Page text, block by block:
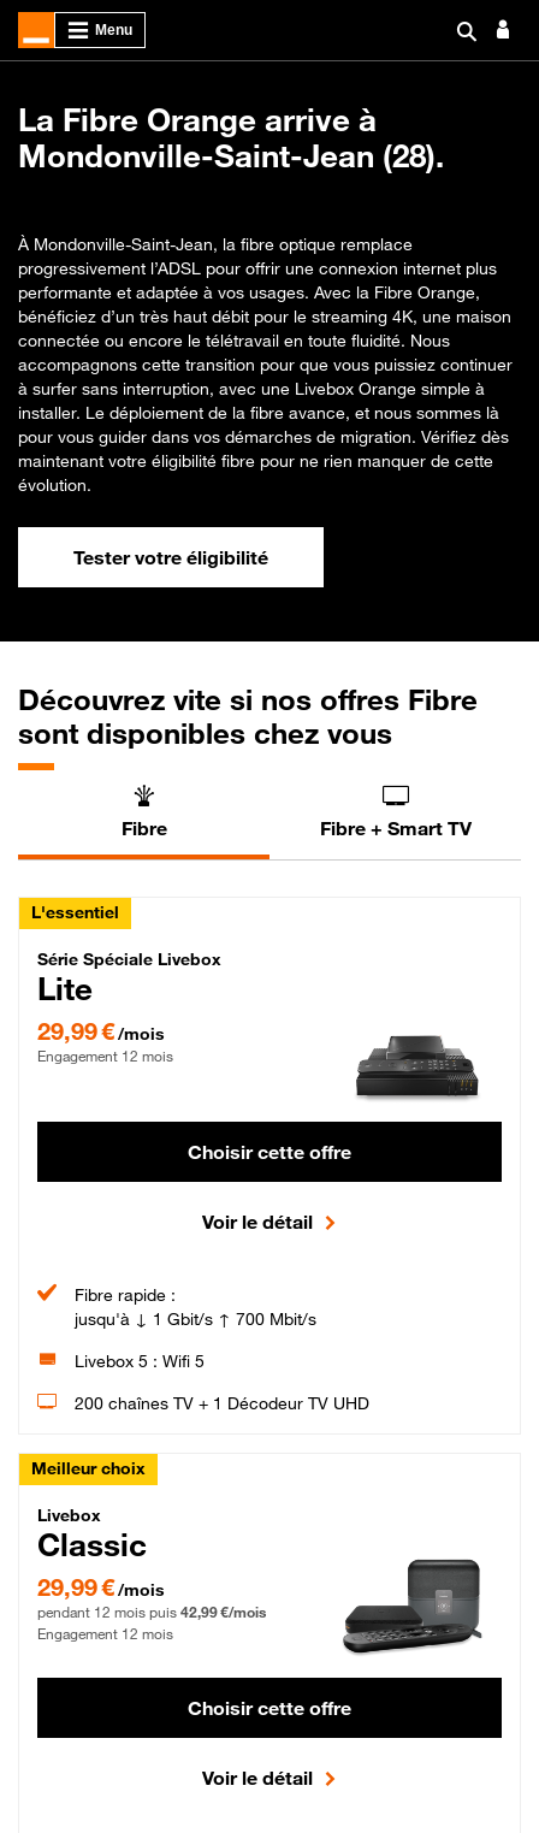
La Fibre Orange arrive à
Mondonville-Saint-Jean (28).
À Mondonville-Saint-Jean, la fibre optique remplace
progressivement l’ADSL pour offrir une connexion internet plus
performante et adaptée à vos usages. Avec la Fibre Orange,
bénéficiez d’un très haut débit pour le streaming 4K, une maison
connectée ou encore le télétravail en toute fluidité. Nous
accompagnons cette transition pour que vous puissiez continuer
à surfer sans interruption, avec une Livebox Orange simple à
installer. Le déploiement de la fibre avance, et nous sommes là
pour vous guider dans vos démarches de migration. Vérifiez dès
maintenant votre éligibilité fibre pour ne rien manquer de cette
évolution.
Tester votre éligibilité
Découvrez vite si nos offres Fibre
sont disponibles chez vous
Fibre Fibre + Smart TV
L'essentiel
Série Spéciale Livebox Lite Fibre
Série Spéciale Livebox
Lite
29,99 €/mois
Engagement 12 mois
Choisir cette offre
Voir le détail
Fibre rapide :
jusqu'à ↓ 1 Gbit/s ↑ 700 Mbit/s
Livebox 5 : Wifi 5
200 chaînes TV + 1 Décodeur TV UHD
Meilleur choix
Livebox Classic Fibre
Livebox
Classic
29,99 € par mois pendant 12 mois puis 42,99 € par mois, Engagement 12 mois
29,99 €/mois
pendant 12 mois puis 42,99 €/mois
Engagement 12 mois
Choisir cette offre
Voir le détail